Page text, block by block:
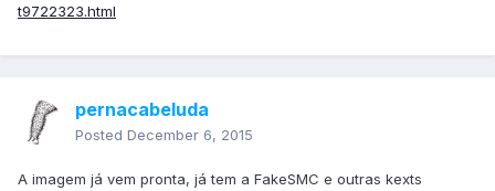
t9722323.html
pernacabeluda
Posted December 6, 2015
A imagem já vem pronta, já tem a FakeSMC e outras kexts